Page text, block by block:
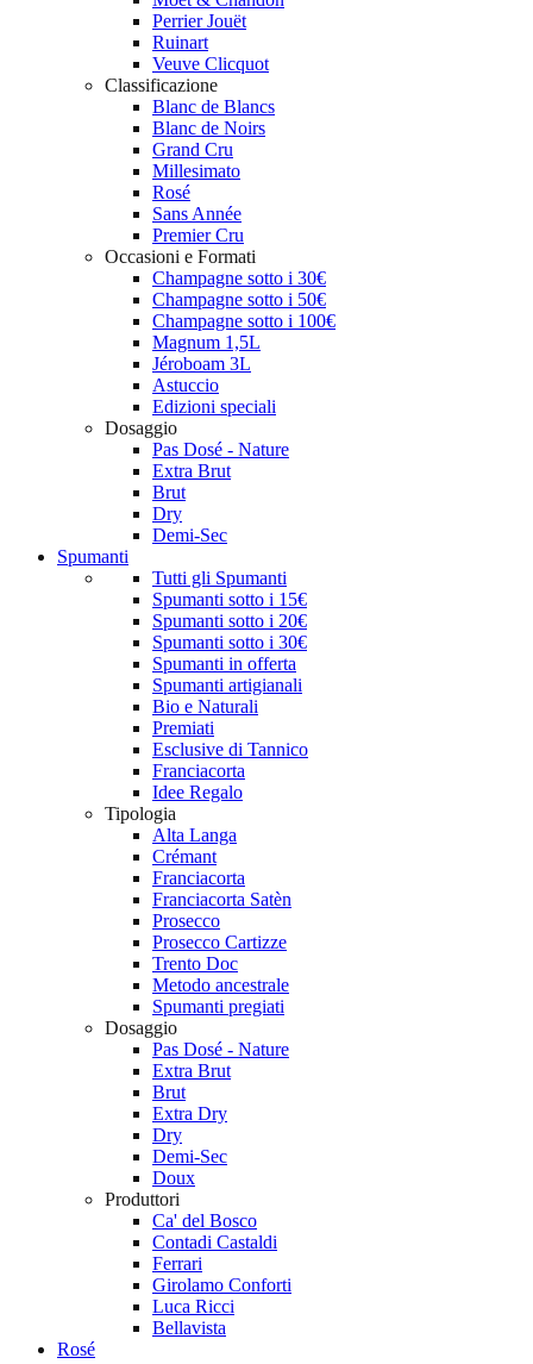
Perrier Jouët
Ruinart
Veuve Clicquot
Classificazione
Blanc de Blancs
Blanc de Noirs
Grand Cru
Millesimato
Rosé
Sans Année
Premier Cru
Occasioni e Formati
Champagne sotto i 30€
Champagne sotto i 50€
Champagne sotto i 100€
Magnum 1,5L
Jéroboam 3L
Astuccio
Edizioni speciali
Dosaggio
Pas Dosé - Nature
Extra Brut
Brut
Dry
Demi-Sec
Spumanti
Tutti gli Spumanti
Spumanti sotto i 15€
Spumanti sotto i 20€
Spumanti sotto i 30€
Spumanti in offerta
Spumanti artigianali
Bio e Naturali
Premiati
Esclusive di Tannico
Franciacorta
Idee Regalo
Tipologia
Alta Langa
Crémant
Franciacorta
Franciacorta Satèn
Prosecco
Prosecco Cartizze
Trento Doc
Metodo ancestrale
Spumanti pregiati
Dosaggio
Pas Dosé - Nature
Extra Brut
Brut
Extra Dry
Dry
Demi-Sec
Doux
Produttori
Ca' del Bosco
Contadi Castaldi
Ferrari
Girolamo Conforti
Luca Ricci
Bellavista
Rosé